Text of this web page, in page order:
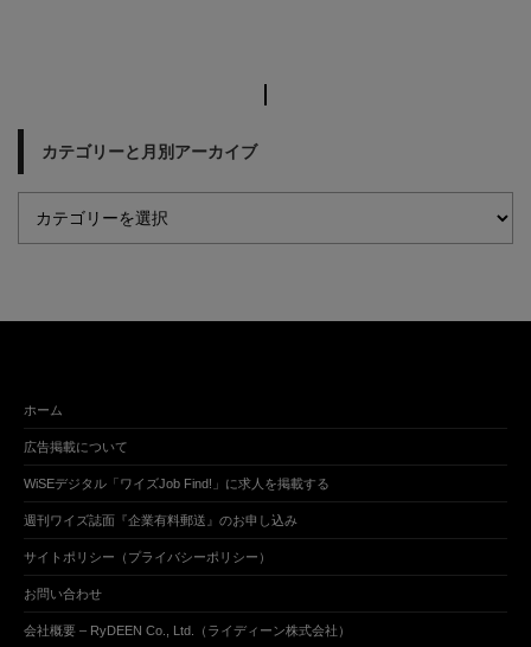
カテゴリーと月別アーカイブ
ホーム
広告掲載について
WiSEデジタル「ワイズJob Find!」に求人を掲載する
週刊ワイズ誌面『企業有料郵送』のお申し込み
サイトポリシー（プライバシーポリシー）
お問い合わせ
会社概要 – RyDEEN Co., Ltd.（ライディーン株式会社）